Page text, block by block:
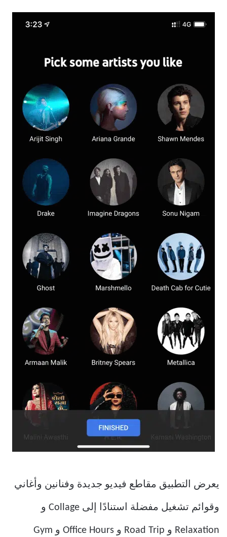
يعرض التطبيق مقاطع فيديو جديدة وفنانين وأغاني
وقوائم تشغيل مفضلة استنادًا إلى Collage و
Relaxation و Road Trip و Office Hours و Gym